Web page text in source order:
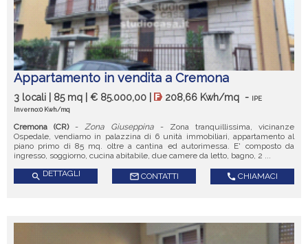
Appartamento in vendita a Cremona
3 locali | 85 mq | € 85.000,00 | 208,66 Kwh/mq -
IPE
Inverno:0 Kwh/mq
Cremona (CR)- Zona Giuseppina - Zona tranquillissima, vicinanze
Ospedale, vendiamo in palazzina di 6 unità immobiliari, appartamento al
piano primo di 85 mq. oltre a cantina ed autorimessa. E' composto da
ingresso, soggiorno, cucina abitabile, due camere da letto, bagno, 2 ...
search DETTAGLI mail_outline CONTATTI call CHIAMACI